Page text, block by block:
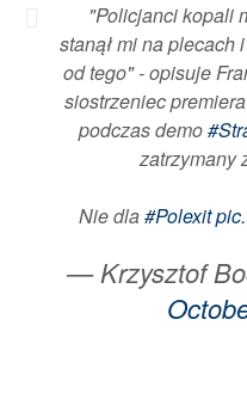
"Policjanci kopali
stanął mi na plecach
od tego" - opisuje
siostrzeniec
podczas demo
zatrzymany
Nie dla#Polexit
— Krzysztof